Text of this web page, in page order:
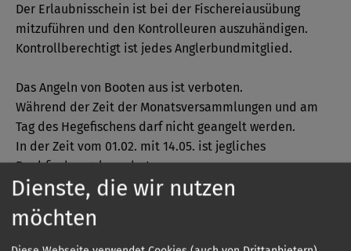
Der Erlaubnisschein ist bei der Fischereiausübung
mitzuführen und den Kontrolleuren auszuhändigen.
Kontrollberechtigt ist jedes Anglerbundmitglied.
Das Angeln von Booten aus ist verboten.
Während der Zeit der Monatsversammlungen und am
Tag des Hegefischens darf nicht geangelt werden.
In der Zeit vom 01.02. mit 14.05. ist jegliches
Raubfischangeln verboten.
Das Zurücksetzen von gehälterten Fischen ist verboten.
Beobachtungen, die darauf schließen lassen, dass der
Fischbestand Schaden leidet, sind sofort dem Vorstand
des Anglerbundes zu melden.
Dienste, die wir nutzen
möchten